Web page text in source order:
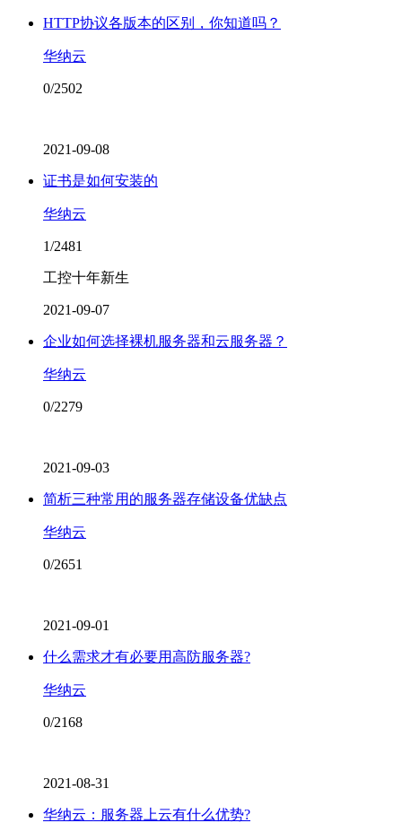
HTTP协议各版本的区别，你知道吗？​
华纳云
0/2502
2021-09-08
证书是如何安装的
华纳云
1/2481
工控十年新生
2021-09-07
企业如何选择裸机服务器和云服务器？
华纳云
0/2279
2021-09-03
简析三种常用的服务器存储设备优缺点
华纳云
0/2651
2021-09-01
什么需求才有必要用高防服务器?
华纳云
0/2168
2021-08-31
华纳云：服务器上云有什么优势?